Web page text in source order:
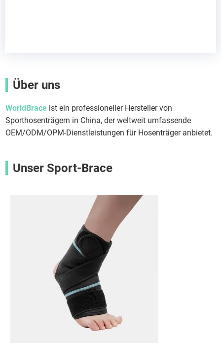
Über uns
WorldBrace ist ein professioneller Hersteller von
Sporthosenträgern in China, der weltweit umfassende
OEM/ODM/OPM-Dienstleistungen für Hosenträger anbietet.
Unser Sport-Brace